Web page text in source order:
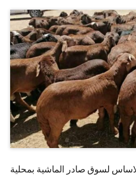
لسوق صادر الماشية بمحلية